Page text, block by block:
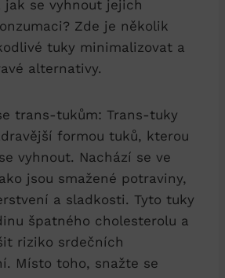
jak se vyhnout jejich
Zde je několik
tuky minimalizovat a
alternativy.
trans-tukům: Trans-tuky
formou tuků, kterou
vyhnout. Nachází se ve
jsou smažené potraviny,
a sladkosti. Tyto tuky
špatného cholesterolu a
riziko srdečních
Místo toho, snažte se